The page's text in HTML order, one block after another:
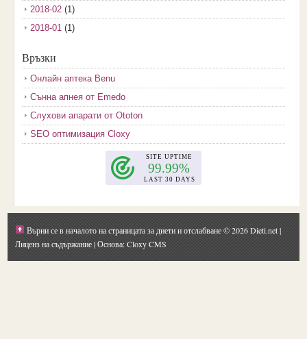
2018-02(1)
2018-01(1)
2017-11
2017-10(3)
2017-08(3)
2017-07(1)
2017-06(2)
2017-02(2)
2017-01(1)
2016-09(1)
Връзки
Онлайн аптека Benu
Сънна апнея от Emedo
Слухови апарати от Ototon
SEO оптимизация Cloxy
Върни се в началото на страницата за диети и отслабване© 2026 Dieti.net |
Лиценз на съдържание| Основа: Cloxy CMS